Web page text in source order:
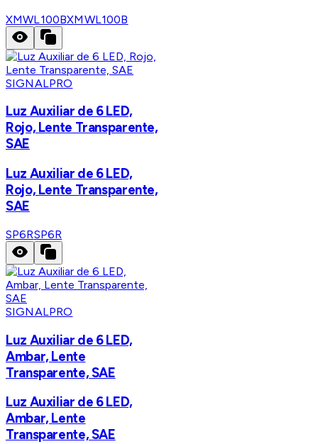
XMWL100BXMWL100B
SIGNALPRO
Luz Auxiliar de 6 LED,
Rojo, Lente Transparente,
SAE
Luz Auxiliar de 6 LED,
Rojo, Lente Transparente,
SAE
SP6RSP6R
SIGNALPRO
Luz Auxiliar de 6 LED,
Ambar, Lente
Transparente, SAE
Luz Auxiliar de 6 LED,
Ambar, Lente
Transparente, SAE